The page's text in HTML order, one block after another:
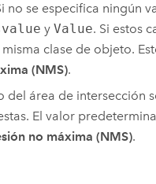
se especifica ningún
y Value. Si estos
clase de objeto.
(NMS).
del área de intersección
El valor
no máxima (NMS).